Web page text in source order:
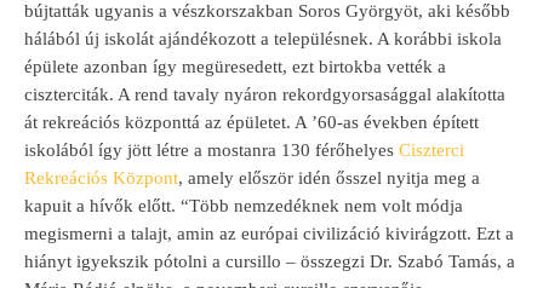
bújtatták ugyanis a vészkorszakban Soros Györgyöt, aki később
hálából új iskolát ajándékozott a településnek. A korábbi iskola
épülete azonban így megüresedett, ezt birtokba vették a
ciszterciták. A rend tavaly nyáron rekordgyorsasággal alakította
át rekreációs központtá az épületet. A ’60-as években épített
iskolából így jött létre a mostanra 130 férőhelyes Ciszterci
Rekreációs Központ, amely először idén ősszel nyitja meg a
kapuit a hívők előtt. “Több nemzedéknek nem volt módja
megismerni a talajt, amin az európai civilizáció kivirágzott. Ezt a
hiányt igyekszik pótolni a cursillo – összegzi Dr. Szabó Tamás, a